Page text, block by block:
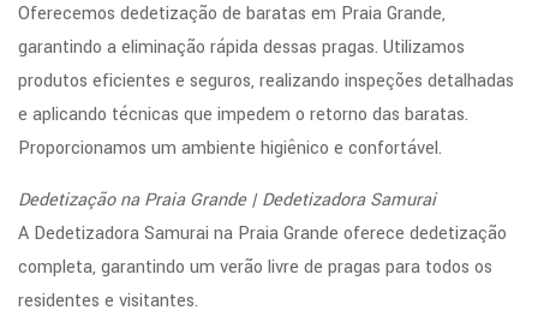
Oferecemos dedetização de baratas em Praia Grande,
garantindo a eliminação rápida dessas pragas. Utilizamos
produtos eficientes e seguros, realizando inspeções detalhadas
e aplicando técnicas que impedem o retorno das baratas.
Proporcionamos um ambiente higiênico e confortável.
Dedetização na Praia Grande | Dedetizadora Samurai
A Dedetizadora Samurai na Praia Grande oferece dedetização
completa, garantindo um verão livre de pragas para todos os
residentes e visitantes.